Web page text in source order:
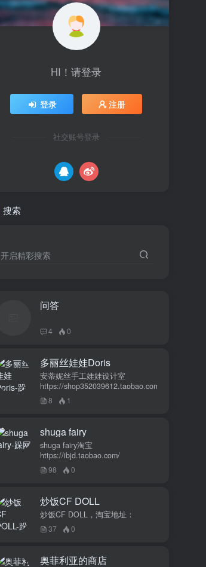
最重要的是，养娃是为了开心，不用比
价格和数量，找到自己喜欢的风格，享
受和娃互动的过程就好啦！
HI！请登录
登录 注册
社交账号登录
搜索
开启精彩搜索
问答
4 0
多丽丝娃娃Doris
安蒂妮丝手工娃娃设计室
https://shop352039612.taobao.com
8 1
shuga fairy
shuga fairy淘宝
https://ibjd.taobao.com/
98 0
炒饭CF DOLL
炒饭CF DOLL，淘宝地址：
37 0
奥菲利亚的商店